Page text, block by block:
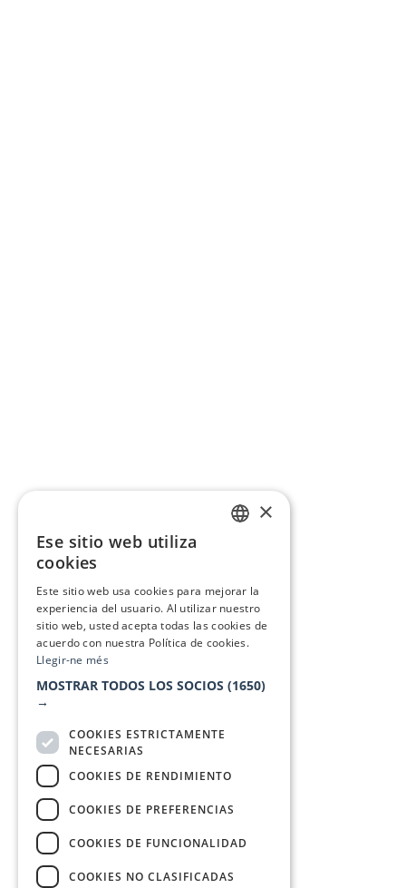
×
Ese sitio web utiliza
cookies
Este sitio web usa cookies para mejorar la
experiencia del usuario. Al utilizar nuestro
sitio web, usted acepta todas las cookies de
acuerdo con nuestra Política de cookies.
Llegir-ne més
MOSTRAR TODOS LOS SOCIOS (1650)
→
COOKIES ESTRICTAMENTE
NECESARIAS
COOKIES DE RENDIMIENTO
COOKIES DE PREFERENCIAS
COOKIES DE FUNCIONALIDAD
COOKIES NO CLASIFICADAS